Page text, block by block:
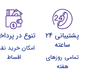
پشتیبانی 24
ساعته
تمامی روزهای
هفته
تنوع در
امکان خرید
اقساط